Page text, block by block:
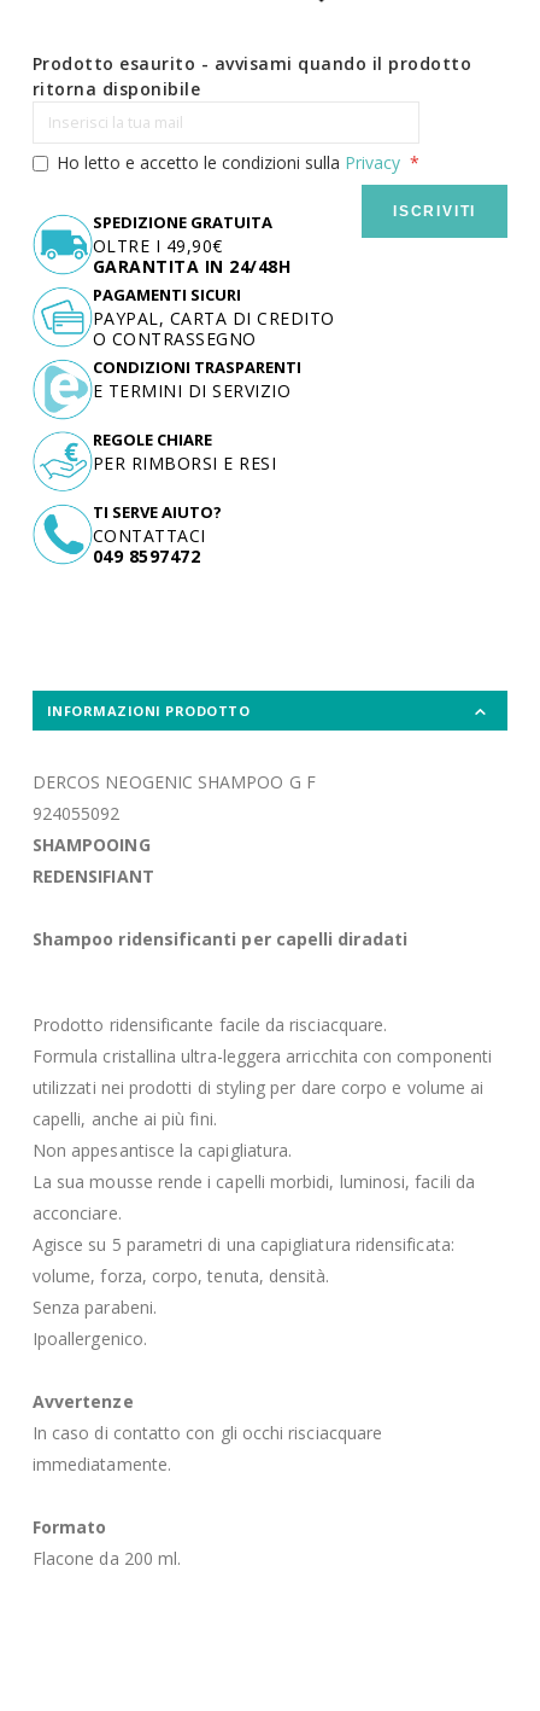
Prodotto esaurito - avvisami quando il prodotto
ritorna disponibile
Ho letto e accetto le condizioni sulla Privacy
ISCRIVITI
SPEDIZIONE GRATUITA
OLTRE I 49,90€
GARANTITA IN 24/48H
TI SERVE AIUTO?
CONTATTACI
049 8597472
PAGAMENTI SICURI
PAYPAL, CARTA DI CREDITO
O CONTRASSEGNO
CONDIZIONI TRASPARENTI
E TERMINI DI SERVIZIO
REGOLE CHIARE
PER RIMBORSI E RESI
INFORMAZIONI PRODOTTO
DERCOS NEOGENIC SHAMPOO G F
924055092
SHAMPOOING
REDENSIFIANT
Shampoo ridensificanti per capelli diradati
Prodotto ridensificante facile da risciacquare.
Formula cristallina ultra-leggera arricchita con componenti
utilizzati nei prodotti di styling per dare corpo e volume ai
capelli, anche ai più fini.
Non appesantisce la capigliatura.
La sua mousse rende i capelli morbidi, luminosi, facili da
acconciare.
Agisce su 5 parametri di una capigliatura ridensificata:
volume, forza, corpo, tenuta, densità.
Senza parabeni.
Ipoallergenico.
Avvertenze
In caso di contatto con gli occhi risciacquare
immediatamente.
Formato
Flacone da 200 ml.